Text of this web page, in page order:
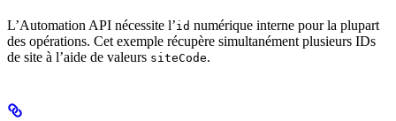
L’Automation API nécessite l’id numérique interne pour la plupart
des opérations. Cet exemple récupère simultanément plusieurs IDs
de site à l’aide de valeurs siteCode.